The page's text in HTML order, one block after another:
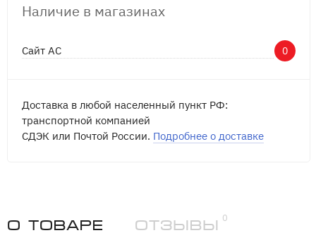
Наличие в магазинах
Сайт АС 0
Доставка в любой населенный пункт РФ:
транспортной компанией
СДЭК или Почтой России. Подробнее о доставке
О товаре Отзывы
0